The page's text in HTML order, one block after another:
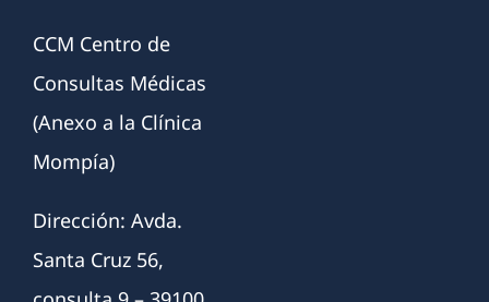
CCM Centro de
Consultas Médicas
(Anexo a la Clínica
Mompía)
Dirección: Avda.
Santa Cruz 56,